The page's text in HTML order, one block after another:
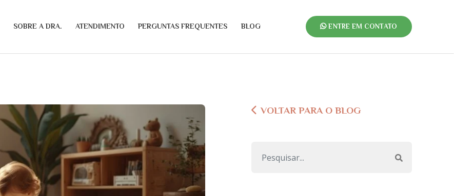
SOBRE A DRA. ATENDIMENTO PERGUNTAS FREQUENTES BLOG ENTRE EM CONTATO
VOLTAR PARA O BLOG